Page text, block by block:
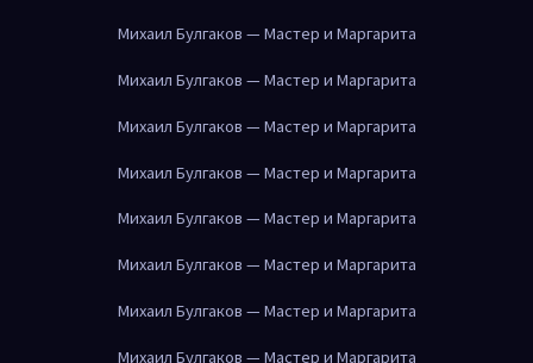
Михаил Булгаков — Мастер и Маргарита
Михаил Булгаков — Мастер и Маргарита
Михаил Булгаков — Мастер и Маргарита
Михаил Булгаков — Мастер и Маргарита
Михаил Булгаков — Мастер и Маргарита
Михаил Булгаков — Мастер и Маргарита
Михаил Булгаков — Мастер и Маргарита
Михаил Булгаков — Мастер и Маргарита